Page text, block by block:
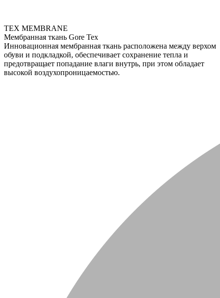
TEX MEMBRANE
Мембранная ткань Gore Tex
Инновационная мембранная ткань расположена между верхом
обуви и подкладкой, обеспечивает сохранение тепла и
предотвращает попадание влаги внутрь, при этом обладает
высокой воздухопроницаемостью.